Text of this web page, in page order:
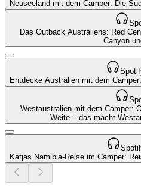
Neuseeland mit dem Camper: Die
Das Outback Australiens: Red
Canyon
Entdecke Australien mit dem
Westaustralien mit dem Camper:
Weite – das macht
Katjas Namibia-Reise im Camper: